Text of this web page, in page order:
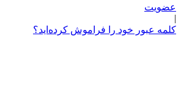
عضویت
|
کلمه عبور خود را فراموش کرده‌اید؟